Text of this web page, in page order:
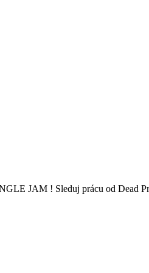
JAM ! Sleduj prácu od Dead